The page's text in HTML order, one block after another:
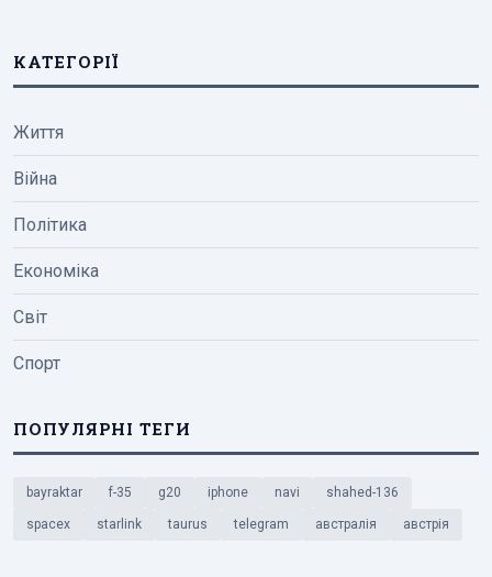
КАТЕГОРІЇ
Життя
Війна
Політика
Економіка
Світ
Спорт
ПОПУЛЯРНІ ТЕГИ
bayraktar f-35 g20 iphone navi shahed-136
spacex starlink taurus telegram австралія австрія